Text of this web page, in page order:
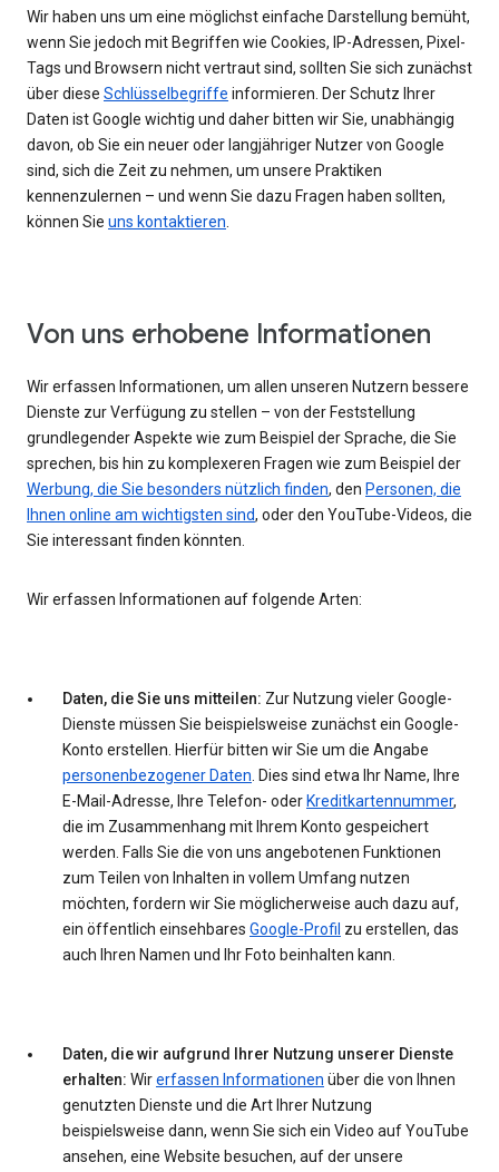
Wir haben uns um eine möglichst einfache Darstellung bemüht,
wenn Sie jedoch mit Begriffen wie Cookies, IP-Adressen, Pixel-
Tags und Browsern nicht vertraut sind, sollten Sie sich zunächst
über diese Schlüsselbegriffe informieren. Der Schutz Ihrer
Daten ist Google wichtig und daher bitten wir Sie, unabhängig
davon, ob Sie ein neuer oder langjähriger Nutzer von Google
sind, sich die Zeit zu nehmen, um unsere Praktiken
kennenzulernen – und wenn Sie dazu Fragen haben sollten,
können Sie uns kontaktieren.
Von uns erhobene Informationen
Wir erfassen Informationen, um allen unseren Nutzern bessere
Dienste zur Verfügung zu stellen – von der Feststellung
grundlegender Aspekte wie zum Beispiel der Sprache, die Sie
sprechen, bis hin zu komplexeren Fragen wie zum Beispiel der
Werbung, die Sie besonders nützlich finden, den Personen, die
Ihnen online am wichtigsten sind, oder den YouTube-Videos, die
Sie interessant finden könnten.
Wir erfassen Informationen auf folgende Arten:
Daten, die Sie uns mitteilen: Zur Nutzung vieler Google-
Dienste müssen Sie beispielsweise zunächst ein Google-
Konto erstellen. Hierfür bitten wir Sie um die Angabe
personenbezogener Daten. Dies sind etwa Ihr Name, Ihre
E-Mail-Adresse, Ihre Telefon- oder Kreditkartennummer,
die im Zusammenhang mit Ihrem Konto gespeichert
werden. Falls Sie die von uns angebotenen Funktionen
zum Teilen von Inhalten in vollem Umfang nutzen
möchten, fordern wir Sie möglicherweise auch dazu auf,
ein öffentlich einsehbares Google-Profil zu erstellen, das
auch Ihren Namen und Ihr Foto beinhalten kann.
Daten, die wir aufgrund Ihrer Nutzung unserer Dienste
erhalten: Wirerfassen Informationen über die von Ihnen
genutzten Dienste und die Art Ihrer Nutzung
beispielsweise dann, wenn Sie sich ein Video auf YouTube
ansehen, eine Website besuchen, auf der unsere